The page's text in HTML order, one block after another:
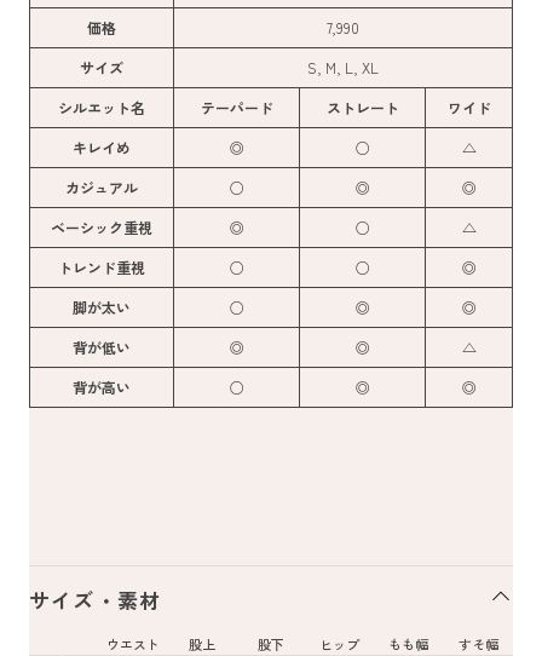
価格
7,990
サイズ
S, M, L, XL
シルエット名
テーパード ストレート
ワイド
キレイめ
◎ ○
△
カジュアル
○ ◎
◎
ベーシック重視
◎ ○
△
トレンド重視
○ ○
◎
脚が太い
○ ◎
◎
背が低い
◎ ◎
△
背が高い
○ ◎ ◎
サイズ・素材
ウエスト 股上 股下 ヒップ もも幅
すそ幅